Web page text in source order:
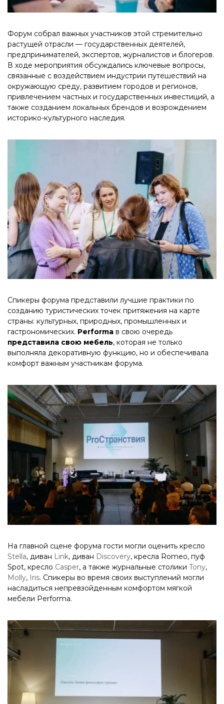
Форум собрал важных участников этой стремительно
растущей отрасли — государственных деятелей,
предпринимателей, экспертов, журналистов и блогеров.
В ходе мероприятия обсуждались ключевые вопросы,
связанные с воздействием индустрии путешествий на
окружающую среду, развитием городов и регионов,
привлечением частных и государственных инвестиций, а
также созданием локальных брендов и возрождением
историко-культурного наследия.
Спикеры форума представили лучшие практики по
созданию туристических точек притяжения на карте
страны: культурных, природных, промышленных и
гастрономических. Performa в свою очередь
представила свою мебель, которая не только
выполняла декоративную функцию, но и обеспечивала
комфорт важным участникам форума.
На главной сцене форума гости могли оценить кресло
Stella, диван Link, диван Discovery, кресла Romeo, пуф
Spot, кресло Casper, а также журнальные столики Tony,
Molly, Iris. Спикеры во время своих выступлений могли
насладиться непревзойденным комфортом мягкой
мебели Performa.